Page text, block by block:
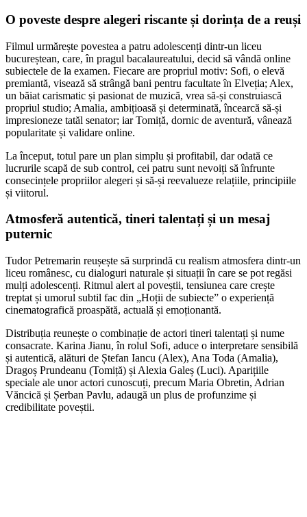
O poveste despre alegeri riscante și dorința de a reuși
Filmul urmărește povestea a patru adolescenți dintr-un liceu
bucureștean, care, în pragul bacalaureatului, decid să vândă online
subiectele de la examen. Fiecare are propriul motiv: Sofi, o elevă
premiantă, visează să strângă bani pentru facultate în Elveția; Alex,
un băiat carismatic și pasionat de muzică, vrea să-și construiască
propriul studio; Amalia, ambițioasă și determinată, încearcă să-și
impresioneze tatăl senator; iar Tomiță, dornic de aventură, vânează
popularitate și validare online.
La început, totul pare un plan simplu și profitabil, dar odată ce
lucrurile scapă de sub control, cei patru sunt nevoiți să înfrunte
consecințele propriilor alegeri și să-și reevalueze relațiile, principiile
și viitorul.
Atmosferă autentică, tineri talentați și un mesaj
puternic
Tudor Petremarin reușește să surprindă cu realism atmosfera dintr-un
liceu românesc, cu dialoguri naturale și situații în care se pot regăsi
mulți adolescenți. Ritmul alert al poveștii, tensiunea care crește
treptat și umorul subtil fac din „Hoții de subiecte” o experiență
cinematografică proaspătă, actuală și emoționantă.
Distribuția reunește o combinație de actori tineri talentați și nume
consacrate. Karina Jianu, în rolul Sofi, aduce o interpretare sensibilă
și autentică, alături de Ștefan Iancu (Alex), Ana Toda (Amalia),
Dragoș Prundeanu (Tomiță) și Alexia Galeș (Luci). Aparițiile
speciale ale unor actori cunoscuți, precum Maria Obretin, Adrian
Văncică și Șerban Pavlu, adaugă un plus de profunzime și
credibilitate poveștii.